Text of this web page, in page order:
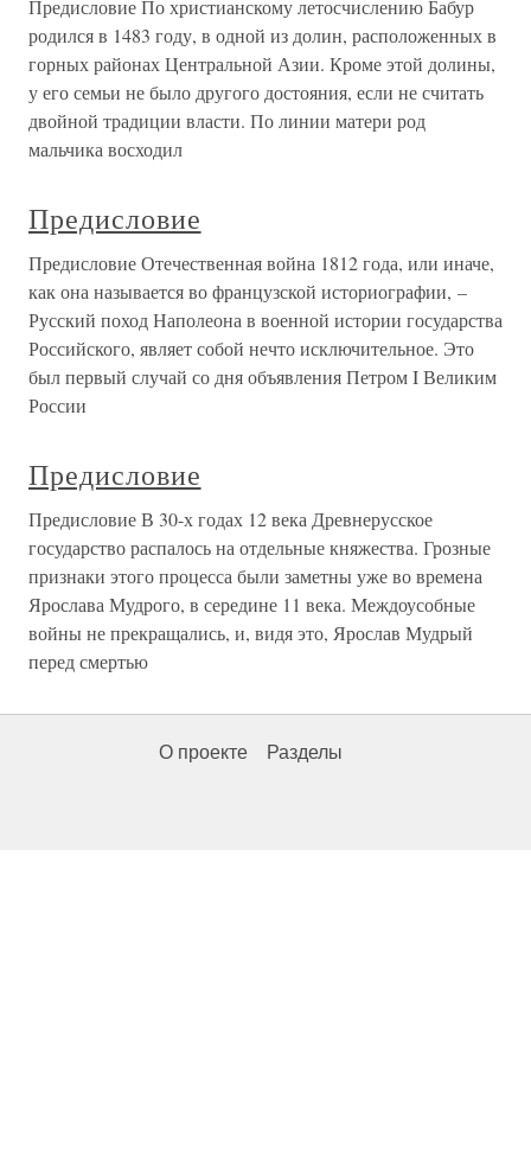
Предисловие По христианскому летосчислению Бабур
родился в 1483 году, в одной из долин, расположенных в
горных районах Центральной Азии. Кроме этой долины,
у его семьи не было другого достояния, если не считать
двойной традиции власти. По линии матери род
мальчика восходил
Предисловие
Предисловие Отечественная война 1812 года, или иначе,
как она называется во французской историографии, –
Русский поход Наполеона в военной истории государства
Российского, являет собой нечто исключительное. Это
был первый случай со дня объявления Петром I Великим
России
Предисловие
Предисловие В 30-х годах 12 века Древнерусское
государство распалось на отдельные княжества. Грозные
признаки этого процесса были заметны уже во времена
Ярослава Мудрого, в середине 11 века. Междоусобные
войны не прекращались, и, видя это, Ярослав Мудрый
перед смертью
О проекте Разделы